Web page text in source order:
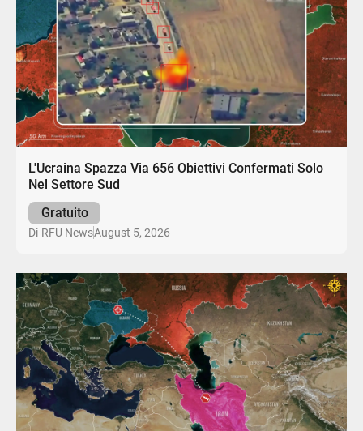
L'Ucraina Spazza Via 656 Obiettivi Confermati Solo
Nel Settore Sud
Gratuito
Di RFU NewsAugust 5, 2026